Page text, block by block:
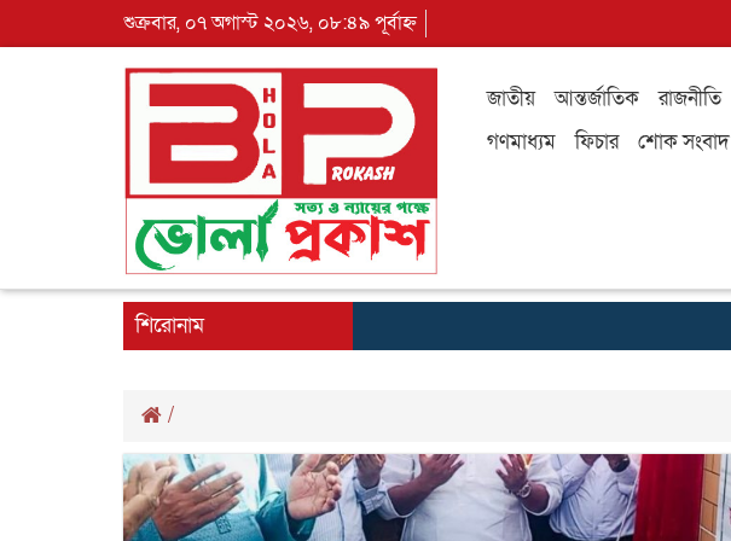
শুক্রবার, ০৭ অগাস্ট ২০২৬, ০৮:৪৯ পূর্বাহ্ন
জাতীয় আন্তর্জাতিক রাজনীতি
গণমাধ্যম
ফিচার শোক সংবাদ
শিরোনাম
/